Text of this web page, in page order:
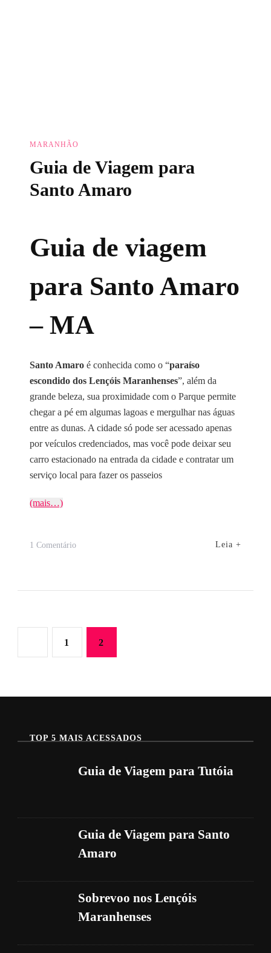
MARANHÃO
Guia de Viagem para
Santo Amaro
Guia de viagem
para Santo Amaro
– MA
Santo Amaro é conhecida como o “paraíso
escondido dos Lençóis Maranhenses”, além da
grande beleza, sua proximidade com o Parque permite
chegar a pé em algumas lagoas e mergulhar nas águas
entre as dunas. A cidade só pode ser acessado apenas
por veículos credenciados, mas você pode deixar seu
carro estacionado na entrada da cidade e contratar um
serviço local para fazer os passeios
(mais…)
1 ComentárioEm
Leia +
Paginação
posts
Página
1 Página
2
TOP 5 MAIS ACESSADOS
Guia de Viagem para Tutóia
Guia de Viagem para Santo
Amaro
Sobrevoo nos Lençóis
Maranhenses